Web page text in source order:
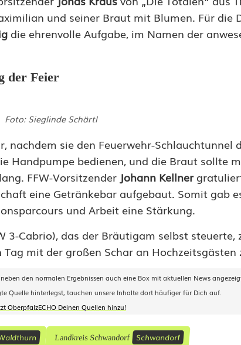
und seiner Braut mit Blumen. Für die
die ehrenvolle Aufgabe, im Namen der
der Feier
Foto: Sieglinde Schärtl
nachdem sie den Feuerwehr-Schlauchtunnel
Handpumpe bedienen, und die Braut sollte
FFW-Vorsitzender Johann Kellner
eine Getränkebar aufgebaut. Somit gab
und Arbeit eine Stärkung.
Cabrio), das der Bräutigam selbst steuerte,
mit der großen Schar an Hochzeitsgästen
den normalen Ergebnissen auch eine Box mit aktuellen News
Quelle hinterlegst, tauchen unsere Inhalte dort häufiger für Dich auf.
OberpfalzECHO Deinen Quellen hinzu!
Landkreis Schwandorf Schwandorf